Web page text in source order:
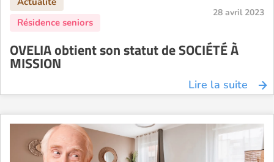
28 avril 2023
OVELIA obtient son statut de SOCIÉTÉ À
MISSION
Lire la suite